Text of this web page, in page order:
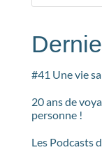
#41 Une vie
20 ans de
personne !
Les Podcasts